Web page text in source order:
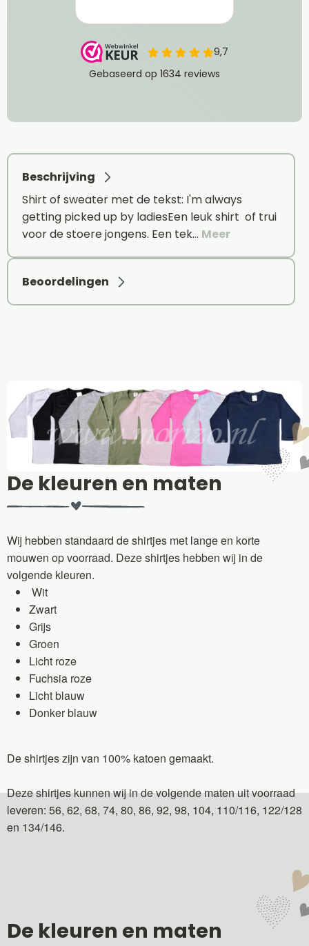
Beschrijving
Shirt of sweater met de tekst: I'm always
getting picked up by ladiesEen leuk shirt of trui
voor de stoere jongens. Een tek… Meer
Beoordelingen
De kleuren en maten
Wij hebben standaard de shirtjes met lange en korte
mouwen op voorraad. Deze shirtjes hebben wij in de
volgende kleuren.
Wit
Zwart
Grijs
Groen
Licht roze
Fuchsia roze
Licht blauw
Donker blauw
De shirtjes zijn van 100% katoen gemaakt.
Deze shirtjes kunnen wij in de volgende maten uit voorraad
leveren: 56, 62, 68, 74, 80, 86, 92, 98, 104, 110/116, 122/128
en 134/146.
De kleuren en maten